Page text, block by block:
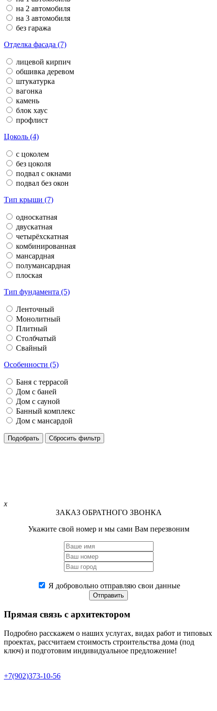
на 2 автомобиля
на 3 автомобиля
без гаража
Отделка фасада (7)
лицевой кирпич
обшивка деревом
штукатурка
вагонка
камень
блок хаус
профлист
Цоколь (4)
с цоколем
без цоколя
подвал с окнами
подвал без окон
Тип крыши (7)
односкатная
двускатная
четырёхскатная
комбинированная
мансардная
полумансардная
плоская
Тип фундамента (5)
Ленточный
Монолитный
Плитный
Столбчатый
Свайный
Особенности (5)
Баня с террасой
Дом с баней
Дом с сауной
Банный комплекс
Дом с мансардой
Подобрать Сбросить фильтр
x
ЗАКАЗ ОБРАТНОГО ЗВОНКА
Укажите свой номер и мы сами Вам перезвоним
Я добровольно отправляю свои данные
Отправить
Прямая связь с архитектором
Подробно расскажем о наших услугах, видах работ и типовых
проектах, рассчитаем стоимость строительства дома (под
ключ) и подготовим индивидуальное предложение!
+7(902)373-10-56